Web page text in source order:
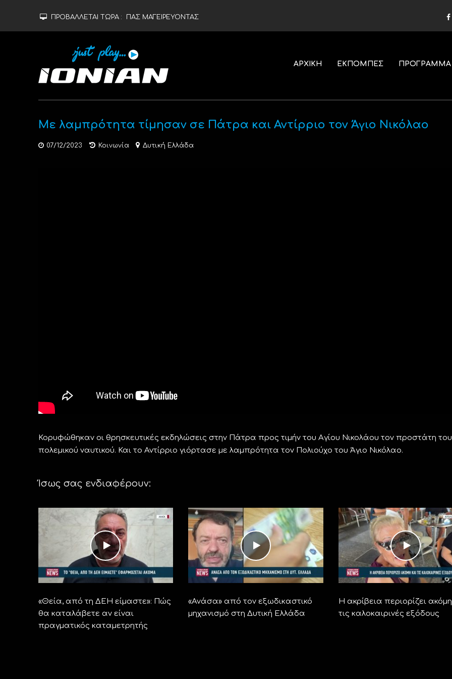
ΠΡΟΒΑΛΛΕΤΑΙ ΤΩΡΑ : ΠΑΣ ΜΑΓΕΙΡΕΥΟΝΤΑΣ
ΑΡΧΙΚΗ ΕΚΠΟΜΠΕΣ ΠΡΟΓΡΑΜΜΑ
Με λαμπρότητα τίμησαν σε Πάτρα και Αντίρριο τον Άγιο Νικόλαο
07/12/2023 Κοινωνία Δυτική Ελλάδα
Κορυφώθηκαν οι θρησκευτικές εκδηλώσεις στην Πάτρα προς τιμήν του Αγίου Νικολάου τον προστάτη του
πολεμικού ναυτικού. Και το Αντίρριο γιόρτασε με λαμπρότητα τον Πολιούχο του Άγιο Νικόλαο.
Ίσως σας ενδιαφέρουν:
«Θεία, από τη ΔΕΗ είμαστε»: Πώς
θα καταλάβετε αν είναι
πραγματικός καταμετρητής
«Ανάσα» από τον εξωδικαστικό
μηχανισμό στη Δυτική Ελλάδα
Η ακρίβεια περιορίζει
τις καλοκαιρινές εξόδους